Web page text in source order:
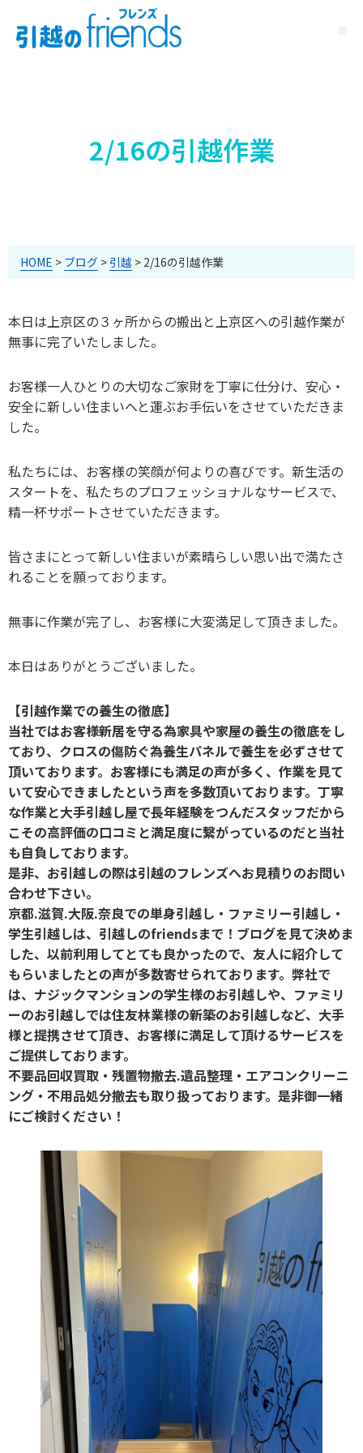
2/16の引越作業
HOME > ブログ > 引越 > 2/16の引越作業
本日は上京区の３ヶ所からの搬出と上京区への引越作業が
無事に完了いたしました。
お客様一人ひとりの大切なご家財を丁寧に仕分け、安心・
安全に新しい住まいへと運ぶお手伝いをさせていただきま
した。
私たちには、お客様の笑顔が何よりの喜びです。新生活の
スタートを、私たちのプロフェッショナルなサービスで、
精一杯サポートさせていただきます。
皆さまにとって新しい住まいが素晴らしい思い出で満たさ
れることを願っております。
無事に作業が完了し、お客様に大変満足して頂きました。
本日はありがとうございました。
【引越作業での養生の徹底】
当社ではお客様新居を守る為家具や家屋の養生の徹底をし
ており、クロスの傷防ぐ為養生パネルで養生を必ずさせて
頂いております。お客様にも満足の声が多く、作業を見て
いて安心できましたという声を多数頂いております。丁寧
な作業と大手引越し屋で長年経験をつんだスタッフだから
こその高評価の口コミと満足度に繋がっているのだと当社
も自負しております。
是非、お引越しの際は引越のフレンズへお見積りのお問い
合わせ下さい。
京都.滋賀.大阪.奈良での単身引越し・ファミリー引越し・
学生引越しは、引越しのfriendsまで！ブログを見て決めま
した、以前利用してとても良かったので、友人に紹介して
もらいましたとの声が多数寄せられております。弊社で
は、ナジックマンションの学生様のお引越しや、ファミリ
ーのお引越しでは住友林業様の新築のお引越しなど、大手
様と提携させて頂き、お客様に満足して頂けるサービスを
ご提供しております。
不要品回収買取・残置物撤去.遺品整理・エアコンクリーニ
ング・不用品処分撤去も取り扱っております。是非御一緒
にご検討ください！